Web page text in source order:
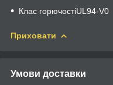
Клас горючостіUL94-V0
Приховати
Умови доставки